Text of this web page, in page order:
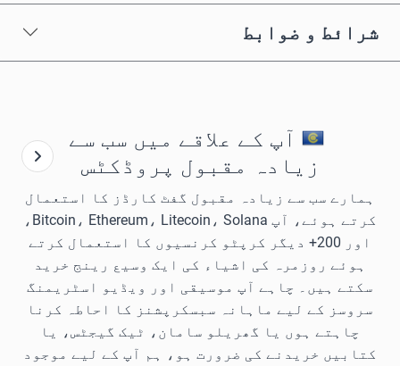
شرائط و ضوابط
آپ کے علاقے میں سب سے
زیادہ مقبول پروڈکٹس
ہمارے سب سے زیادہ مقبول گفٹ کارڈز کا استعمال
کرتے ہوئے، آپ Bitcoin، Ethereum، Litecoin، Solana،
اور 200+ دیگر کرپٹو کرنسیوں کا استعمال کرتے
ہوئے روزمرہ کی اشیاء کی ایک وسیع رینج خرید
سکتے ہیں۔ چاہے آپ موسیقی اور ویڈیو اسٹریمنگ
سروسز کے لیے ماہانہ سبسکرپشنز کا احاطہ کرنا
چاہتے ہوں یا گھریلو سامان، ٹیک گیجٹس، یا
کتابیں خریدنے کی ضرورت ہو، ہم آپ کے لیے موجود